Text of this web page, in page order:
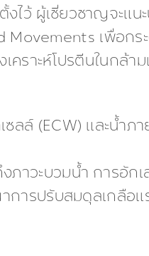
ว้ ผู้เชี่ยวชาญจะแนะ
Movements เพื่อกร
ราะห์โปรตีนในกล้าม
(ECW) และน้ำภาย
ภาวะบวมน้ำ การอัก
การปรับสมดุลเกลือแ